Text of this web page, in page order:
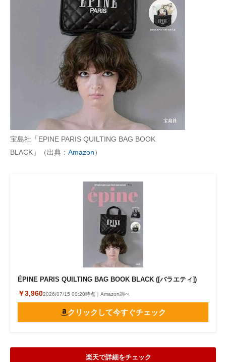
ビジネスと働き方のヒント
AI活用のいまが分かる
企業ITのトレンドを詳説
経営リーダーのコミュニティ
マーケ×ITの今がよく分かる
ITエンジニア向け専門サイト
企業向けIT製品の総合サイト
製造業のIT導入・活用を支援
モノづくり技術者専門サイト
エレクトロニクス専門サイト
建設×テクノロジーの最前線
ちょっと気になるネットの話題
宝島社「EPINE PARIS QUILTING BAG BOOK
BLACK」（出典： Amazon）
ÉPINE PARIS QUILTING BAG BOOK BLACK ([バラエティ])
￥3,9602026/07/15 00:20時点｜Amazon調べ
クリックして今すぐチェック
楽天で詳細をチェック